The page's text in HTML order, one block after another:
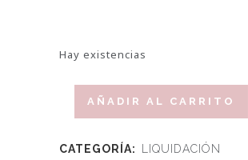
Hay existencias
AÑADIR AL CARRITO
CATEGORÍA:
LIQUIDACIÓN